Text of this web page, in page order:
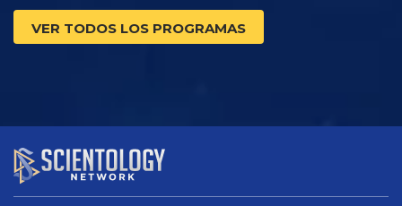
VER TODOS LOS PROGRAMAS